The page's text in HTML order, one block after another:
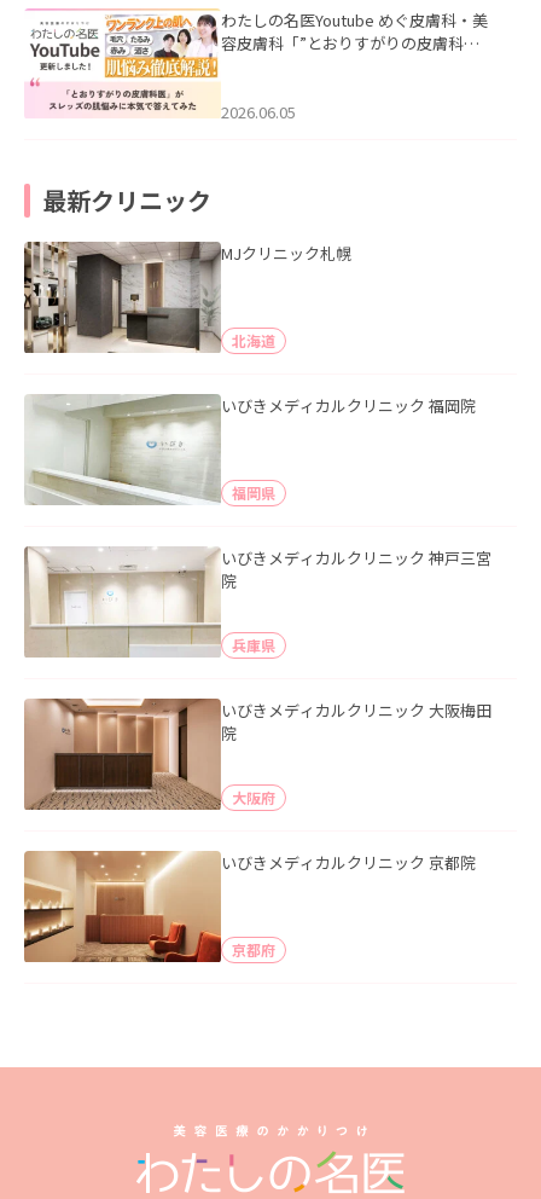
わたしの名医Youtube めぐ皮膚科・美
容皮膚科「”とおりすがりの皮膚科
2026.06.05
最新クリニック
MJクリニック札幌
北海道
いびきメディカルクリニック 福岡院
福岡県
いびきメディカルクリニック 神戸三宮
院
兵庫県
いびきメディカルクリニック 大阪梅田
院
大阪府
いびきメディカルクリニック 京都院
京都府